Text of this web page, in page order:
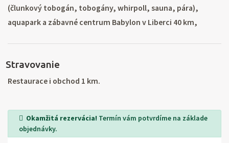
(člunkový tobogán, tobogány, whirpoll, sauna, pára),
aquapark a zábavné centrum Babylon v Liberci 40 km,
Šachty, Paseky nad Jizerou, Kamenec, Rokytnice,
Herlíkovice, Kořenov. Letní i zimní turistika, krásné
rekreačních center - Rokytnice nad Jizerou, Špindlerův
Mlýn, Harrachov, celodenní výlety - Jablonec nad Nisou
(muzeum sklářství a bižuterie), Liberec (ZOO, zábavní park
Stravovanie
Restaurace i obchod 1 km.
Okamžitá rezervácia! Termín vám potvrdíme na základe
objednávky.